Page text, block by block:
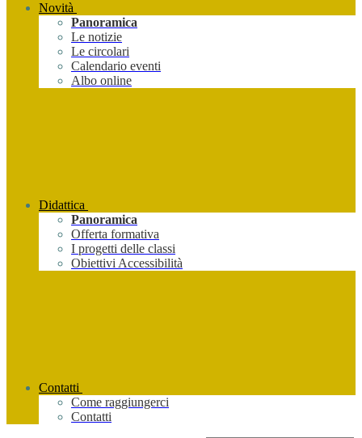
Novità
Panoramica
Le notizie
Le circolari
Calendario eventi
Albo online
Didattica
Panoramica
Offerta formativa
I progetti delle classi
Obiettivi Accessibilità
Contatti
Come raggiungerci
Contatti